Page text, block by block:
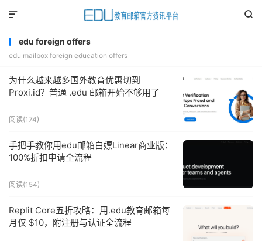


edu foreign offers
edu mailbox foreign education offers
为什么越来越多国外教育优惠切到
Proxi.id？普通 .edu 邮箱开始不够用了
阅读(174)
手把手教你用edu邮箱白嫖Linear商业版：
100%折扣申请全流程
阅读(154)
Replit Core五折攻略：用.edu教育邮箱每
月仅 $10，附注册与认证全流程